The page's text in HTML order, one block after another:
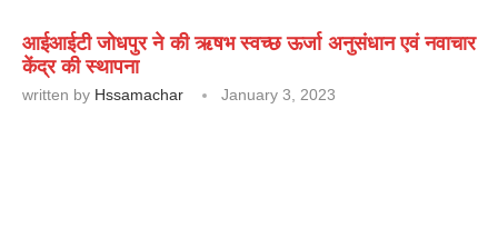
आईआईटी जोधपुर ने की ऋषभ स्वच्छ ऊर्जा अनुसंधान एवं नवाचार
केंद्र की स्थापना
written by Hssamachar January 3, 2023